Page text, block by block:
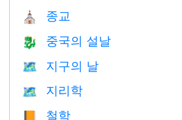
⛪️ 종교
🐉 중국의 설날
🗺️ 지구의 날
🗺 지리학
📙 철학